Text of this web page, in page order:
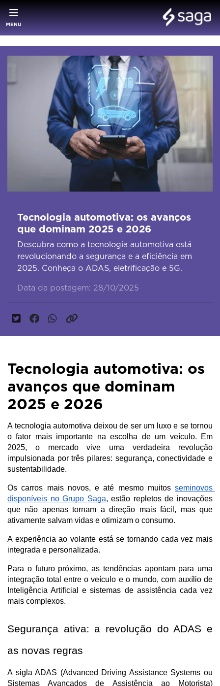
MENU
Tecnologia automotiva: os avanços
que dominam 2025 e 2026
Descubra como a tecnologia automotiva está
revolucionando a segurança e a eficiência em
2025. Conheça o ADAS, eletrificação e 5G.
Data da postagem: 28/10/2025
Tecnologia automotiva: os
avanços que dominam
2025 e 2026
A tecnologia automotiva deixou de ser um luxo e se tornou
o fator mais importante na escolha de um veículo. Em
2025, o mercado vive uma verdadeira revolução
impulsionada por três pilares: segurança, conectividade e
sustentabilidade.
Os carros mais novos, e até mesmo muitos seminovos
disponíveis no Grupo Saga, estão repletos de inovações
que não apenas tornam a direção mais fácil, mas que
ativamente salvam vidas e otimizam o consumo.
A experiência ao volante está se tornando cada vez mais
integrada e personalizada.
Para o futuro próximo, as tendências apontam para uma
integração total entre o veículo e o mundo, com auxílio de
Inteligência Artificial e sistemas de assistência cada vez
mais complexos.
Segurança ativa: a revolução do ADAS e
as novas regras
A sigla ADAS (Advanced Driving Assistance Systems ou
Sistemas Avançados de Assistência ao Motorista)